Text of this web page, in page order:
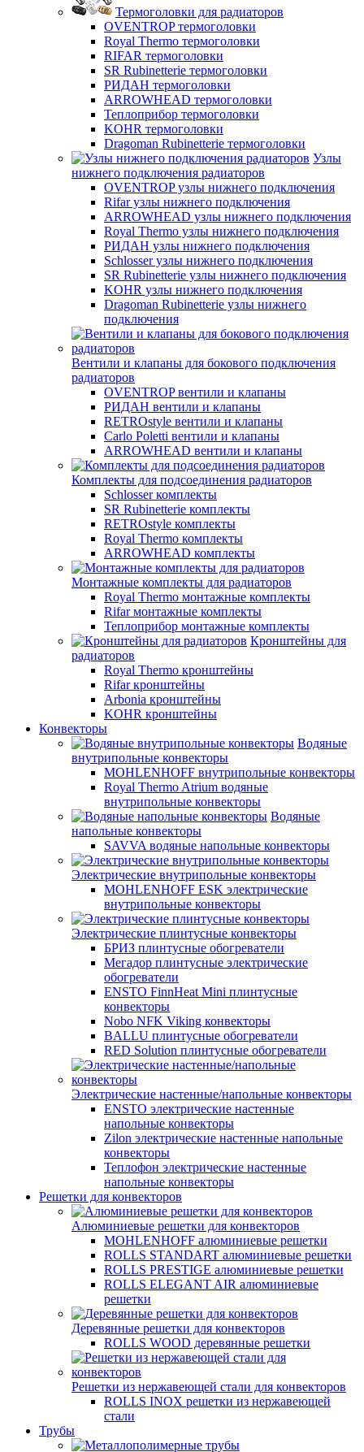
Термоголовки для радиаторов
OVENTROP термоголовки
Royal Thermo термоголовки
RIFAR термоголовки
SR Rubinetterie термоголовки
РИДАН термоголовки
ARROWHEAD термоголовки
Теплоприбор термоголовки
KOHR термоголовки
Dragoman Rubinetterie термоголовки
Узлы
нижнего подключения радиаторов
OVENTROP узлы нижнего подключения
Rifar узлы нижнего подключения
ARROWHEAD узлы нижнего подключения
Royal Thermo узлы нижнего подключения
РИДАН узлы нижнего подключения
Schlosser узлы нижнего подключения
SR Rubinetterie узлы нижнего подключения
KOHR узлы нижнего подключения
Dragoman Rubinetterie узлы нижнего
подключения
Вентили и клапаны для бокового подключения
радиаторов
OVENTROP вентили и клапаны
РИДАН вентили и клапаны
RETROstyle вентили и клапаны
Carlo Poletti вентили и клапаны
ARROWHEAD вентили и клапаны
Комплекты для подсоединения радиаторов
Schlosser комплекты
SR Rubinetterie комплекты
RETROstyle комплекты
Royal Thermo комплекты
ARROWHEAD комплекты
Монтажные комплекты для радиаторов
Royal Thermo монтажные комплекты
Rifar монтажные комплекты
Теплоприбор монтажные комплекты
Кронштейны для
радиаторов
Royal Thermo кронштейны
Rifar кронштейны
Arbonia кронштейны
KOHR кронштейны
Конвекторы
Водяные
внутрипольные конвекторы
MOHLENHOFF внутрипольные конвекторы
Royal Thermo Atrium водяные
внутрипольные конвекторы
Водяные
напольные конвекторы
SAVVA водяные напольные конвекторы
Электрические внутрипольные конвекторы
MOHLENHOFF ESK электрические
внутрипольные конвекторы
Электрические плинтусные конвекторы
БРИЗ плинтусные обогреватели
Мегадор плинтусные электрические
обогреватели
ENSTO FinnHeat Mini плинтусные
конвекторы
Nobo NFK Viking конвекторы
BALLU плинтусные обогреватели
RED Solution плинтусные обогреватели
Электрические настенные/напольные конвекторы
ENSTO электрические настенные
напольные конвекторы
Zilon электрические настенные напольные
конвекторы
Теплофон электрические настенные
напольные конвекторы
Решетки для конвекторов
Алюминиевые решетки для конвекторов
MOHLENHOFF алюминиевые решетки
ROLLS STANDART алюминиевые решетки
ROLLS PRESTIGE алюминиевые решетки
ROLLS ELEGANT AIR алюминиевые
решетки
Деревянные решетки для конвекторов
ROLLS WOOD деревянные решетки
Решетки из нержавеющей стали для конвекторов
ROLLS INOX решетки из нержавеющей
стали
Трубы